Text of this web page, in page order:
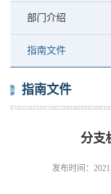
部门介绍
指南文件
指南文件
分支
发布时间：